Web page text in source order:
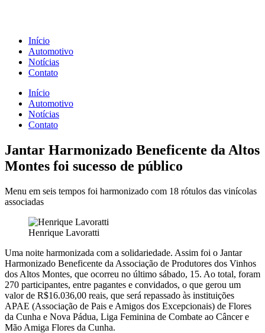
Início
Automotivo
Notícias
Contato
Início
Automotivo
Notícias
Contato
Jantar Harmonizado Beneficente da Altos
Montes foi sucesso de público
Menu em seis tempos foi harmonizado com 18 rótulos das vinícolas
associadas
Henrique Lavoratti
Uma noite harmonizada com a solidariedade. Assim foi o Jantar
Harmonizado Beneficente da Associação de Produtores dos Vinhos
dos Altos Montes, que ocorreu no último sábado, 15. Ao total, foram
270 participantes, entre pagantes e convidados, o que gerou um
valor de R$16.036,00 reais, que será repassado às instituições
APAE (Associação de Pais e Amigos dos Excepcionais) de Flores
da Cunha e Nova Pádua, Liga Feminina de Combate ao Câncer e
Mão Amiga Flores da Cunha.